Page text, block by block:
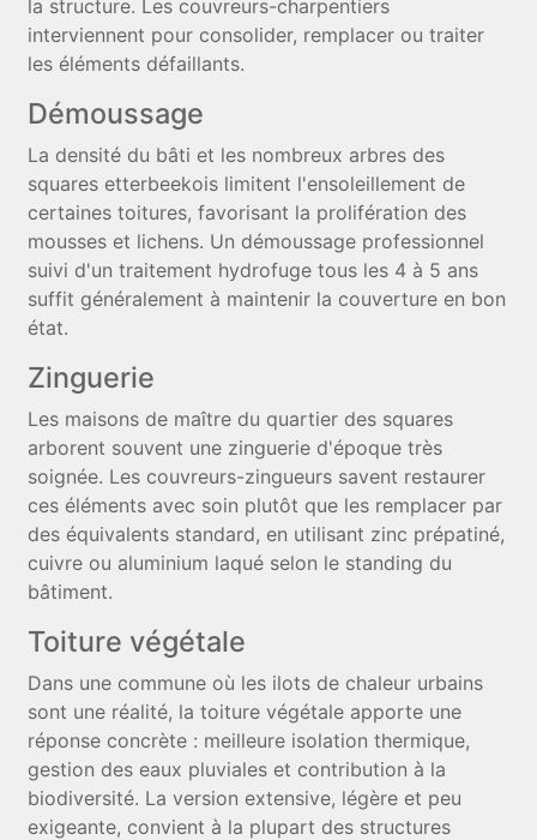
la structure. Les couvreurs-charpentiers
interviennent pour consolider, remplacer ou traiter
les éléments défaillants.
Démoussage
La densité du bâti et les nombreux arbres des
squares etterbeekois limitent l'ensoleillement de
certaines toitures, favorisant la prolifération des
mousses et lichens. Un démoussage professionnel
suivi d'un traitement hydrofuge tous les 4 à 5 ans
suffit généralement à maintenir la couverture en bon
état.
Zinguerie
Les maisons de maître du quartier des squares
arborent souvent une zinguerie d'époque très
soignée. Les couvreurs-zingueurs savent restaurer
ces éléments avec soin plutôt que les remplacer par
des équivalents standard, en utilisant zinc prépatiné,
cuivre ou aluminium laqué selon le standing du
bâtiment.
Toiture végétale
Dans une commune où les ilots de chaleur urbains
sont une réalité, la toiture végétale apporte une
réponse concrète : meilleure isolation thermique,
gestion des eaux pluviales et contribution à la
biodiversité. La version extensive, légère et peu
exigeante, convient à la plupart des structures